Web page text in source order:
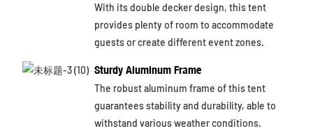
With its double decker design, this tent
provides plenty of room to accommodate
guests or create different event zones.
Sturdy Aluminum Frame
The robust aluminum frame of this tent
guarantees stability and durability, able to
withstand various weather conditions.